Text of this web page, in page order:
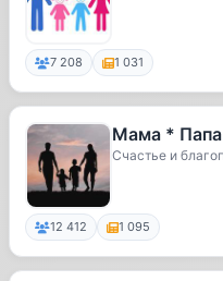
7 208 1 031
Мама *
Счастье и
12 412 1 095